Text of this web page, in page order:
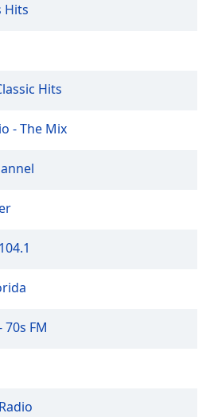
Hits
Hits
- The Mix
70s FM